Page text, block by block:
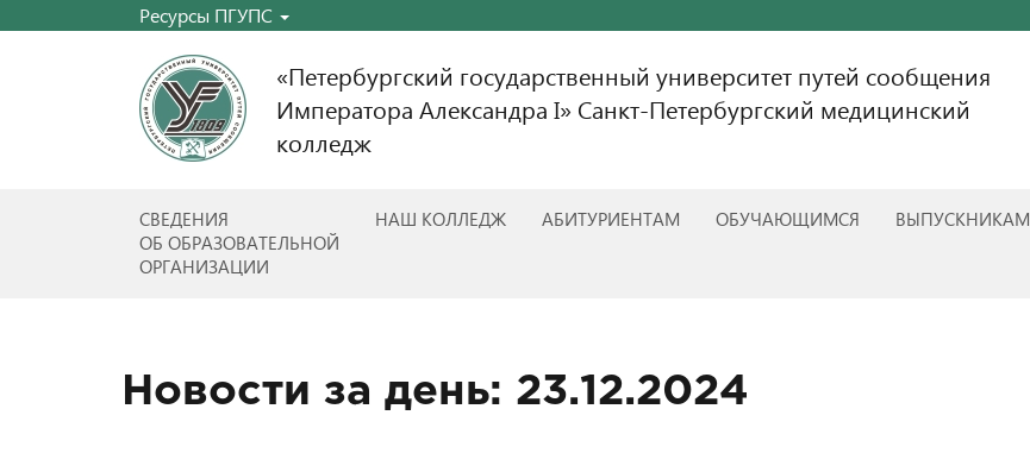
Ресурсы ПГУПС
«Петербургский государственный университет путей сообщения
Императора Александра I» Санкт-Петербургский медицинский
колледж
СВЕДЕНИЯ
ОБ ОБРАЗОВАТЕЛЬНОЙ
ОРГАНИЗАЦИИ
НАШ КОЛЛЕДЖ АБИТУРИЕНТАМ ОБУЧАЮЩИМСЯ ВЫПУСКНИКАМ
Новости за день: 23.12.2024